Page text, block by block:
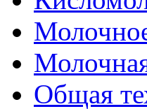
Общая